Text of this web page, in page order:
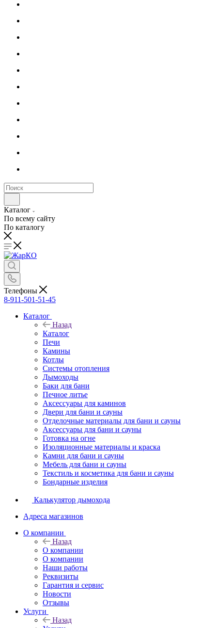
Каталог
По всему сайту
По каталогу
Телефоны
8-911-501-51-45
Каталог
Назад
Каталог
Печи
Камины
Котлы
Системы отопления
Дымоходы
Баки для бани
Печное литье
Аксессуары для каминов
Двери для бани и сауны
Отделочные материалы для бани и сауны
Аксессуары для бани и сауны
Готовка на огне
Изоляционные материалы и краска
Камни для бани и сауны
Мебель для бани и сауны
Текстиль и косметика для бани и сауны
Бондарные изделия
Калькулятор дымохода
Адреса магазинов
O компании
Назад
O компании
О компании
Наши работы
Реквизиты
Гарантия и сервис
Новости
Отзывы
Услуги
Назад